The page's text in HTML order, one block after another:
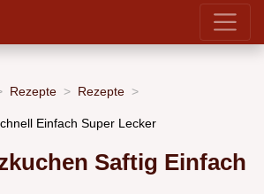
Rezepte Rezepte
Einfach Super Lecker
Saftig Einfach